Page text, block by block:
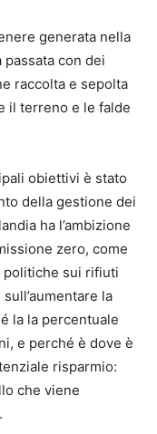
generata nella
con dei
raccolta e sepolta
il terreno e le falde
obiettivi è stato
della gestione dei
ha l’ambizione
zero, come
politiche sui rifiuti
la
la la percentuale
e perché è dove è
risparmio:
che viene